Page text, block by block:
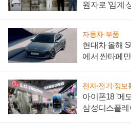
원자로 '임계
자동차·부품
현대차 올해
에서 싼타페
전자·전기·정보
아이폰18 '메
삼성디스플레